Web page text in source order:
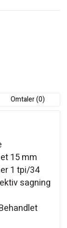
Omtaler (0)
15 mm
1 tpi/34
sagning